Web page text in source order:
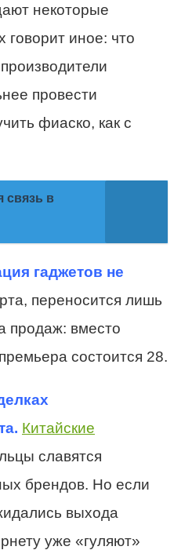
некоторые
говорит иное: что
провести
фиаско, как с
связь в
гаджетов не
переносится лишь
продаж: вместо
состоится 28.
Китайские
славятся
брендов. Но если
выхода
уже «гуляют»